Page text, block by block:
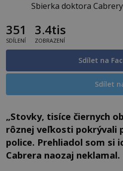
Sbierka doktora
351
SDÍLENÍ
3.4tis
ZOBRAZENÍ
Sdílet na
Sdílet
„Stovky, tisíce čiernych
rôznej veľkosti pokrývali
police. Prehliadol som si
Cabrera naozaj neklamal.